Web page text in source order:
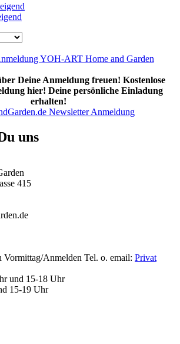
Deine Anmeldung freuen! Kostenlose
hier! Deine persönliche Einladung
erhalten!
uns
415
Anmelden Tel. o. email: Privat
und 15-18 Uhr
15-19 Uhr